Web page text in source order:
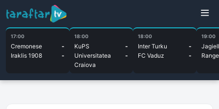
17:00
Cremonese
-
Iraklis 1908
-
18:00
KuPS
-
Universitatea
Craiova
-
18:00
Inter Turku
-
FC Vaduz
-
19:00